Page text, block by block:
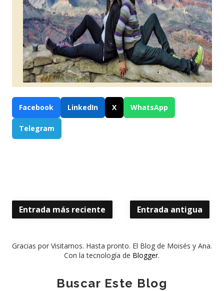
Facebook LinkedIn X WhatsApp
Telegram
Entrada más reciente Entrada antigua
Gracias por Visitarnos. Hasta pronto. El Blog de Moisés y Ana.
Con la tecnología de Blogger.
Buscar Este Blog